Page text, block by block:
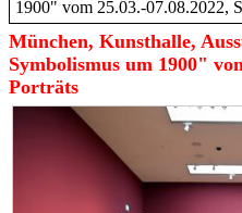
1900" vom 25.03.-07.08.2022,
München, Kunsthalle,
Symbolismus um 1900"
Porträts